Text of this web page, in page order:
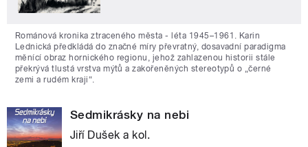
Románová kronika ztraceného města - léta 1945–1961. Karin
Lednická předkládá do značné míry převratný, dosavadní paradigma
měnící obraz hornického regionu, jehož zahlazenou historii stále
překrývá tlustá vrstva mýtů a zakořeněných stereotypů o „černé
zemi a rudém kraji“.
Sedmikrásky na nebi
Jiří Dušek a kol.